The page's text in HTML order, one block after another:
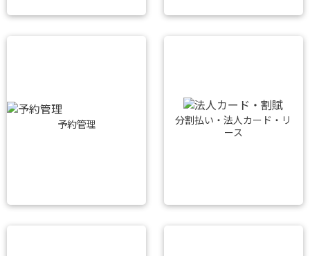
予約管理
分割払い・法人カード・リ
ース